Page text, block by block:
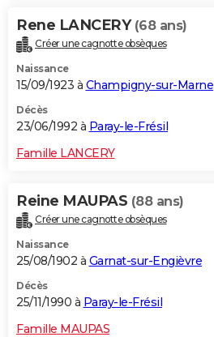
Rene LANCERY (68 ans)
Créer une cagnotte obsèques
Naissance
15/09/1923 à Champigny-sur-Marne
Décès
23/06/1992 à Paray-le-Frésil
Famille LANCERY
Reine MAUPAS (88 ans)
Créer une cagnotte obsèques
Naissance
25/08/1902 à Garnat-sur-Engièvre
Décès
25/11/1990 à Paray-le-Frésil
Famille MAUPAS